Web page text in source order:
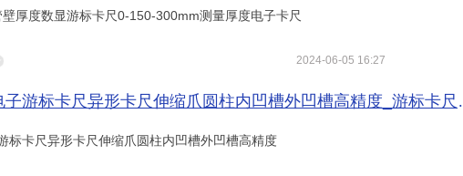
壁厚度数显游标卡尺0-150-300mm测量厚度电子卡尺
2024-06-05 16:27
标卡尺异形卡尺伸缩爪圆柱内凹槽外凹槽高精度_游标卡尺_卡尺_量具/量仪_供应_数控刀具网
标卡尺异形卡尺伸缩爪圆柱内凹槽外凹槽高精度